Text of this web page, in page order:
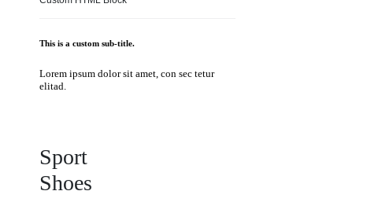
This is a custom sub-title.
Lorem ipsum dolor sit amet, con sec tetur
elitad.
Sport
Shoes